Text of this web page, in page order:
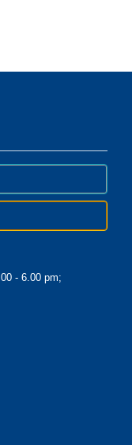
- 6.00 pm;